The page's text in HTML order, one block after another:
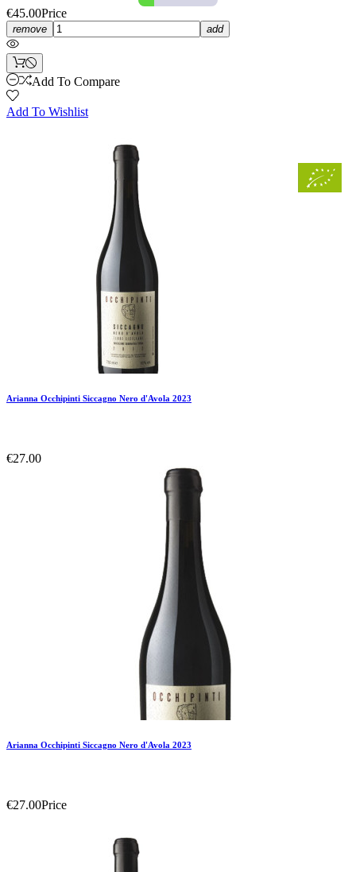
€45.00Price
remove add
Add To Compare
Add To Wishlist
Add To Compare
Add To Wishlist
Arianna Occhipinti Siccagno Nero d'Avola 2023
€27.00
Arianna Occhipinti Siccagno Nero d'Avola 2023
€27.00Price